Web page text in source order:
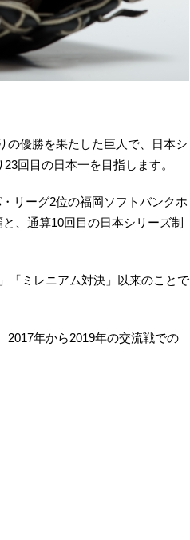
の優勝を果たした巨人で、日本シ
回目の日本一を目指します。
リーグ2位の福岡ソフトバンクホ
、通算10回目の日本シリーズ制
「ミレニアム対決」以来のことで
2017年から2019年の交流戦での